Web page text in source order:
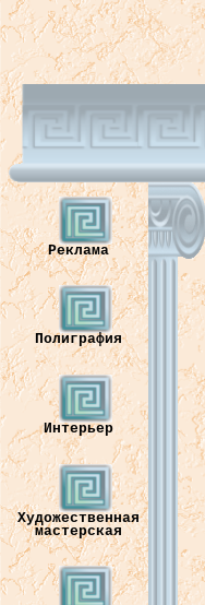
Реклама
Полиграфия
Интерьер
Художественная
мастерская